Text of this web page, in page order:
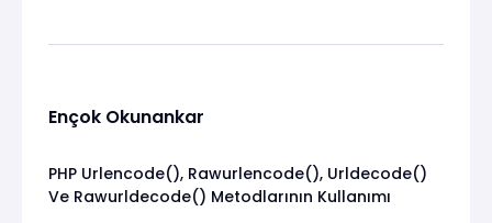
Ençok Okunankar
PHP Urlencode(), Rawurlencode(), Urldecode()
Ve Rawurldecode() Metodlarının Kullanımı